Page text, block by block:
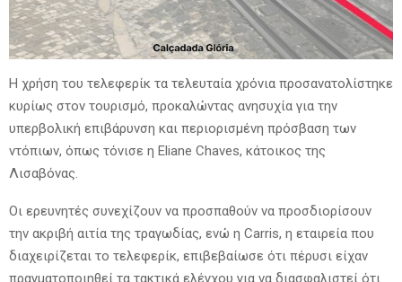
Η χρήση του τελεφερίκ τα τελευταία χρόνια προσανατολίστηκε
κυρίως στον τουρισμό, προκαλώντας ανησυχία για την
υπερβολική επιβάρυνση και περιορισμένη πρόσβαση των
ντόπιων, όπως τόνισε η Eliane Chaves, κάτοικος της
Λισαβόνας.
Οι ερευνητές συνεχίζουν να προσπαθούν να προσδιορίσουν
την ακριβή αιτία της τραγωδίας, ενώ η Carris, η εταιρεία που
διαχειρίζεται το τελεφερίκ, επιβεβαίωσε ότι πέρυσι είχαν
πραγματοποιηθεί τα τακτικά ελέγχου για να διασφαλιστεί ότι